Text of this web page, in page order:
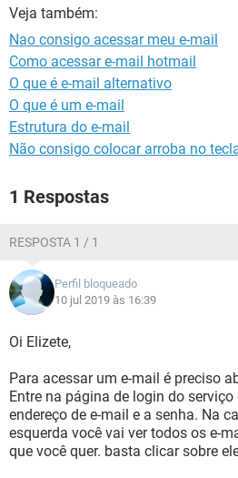
Veja também:
Nao consigo acessar meu e-mail
Como acessar e-mail hotmail
O que é e-mail alternativo
O que é um e-mail
Estrutura do e-mail
Não consigo colocar arroba no
1 Respostas
RESPOSTA 1 / 1
Perfil bloqueado
10 jul 2019 às 16:39
Oi Elizete,
Para acessar um e-mail é preciso
Entre na página de login do
endereço de e-mail e a senha. Na
esquerda você vai ver todos os e-
que você quer. basta clicar sobre